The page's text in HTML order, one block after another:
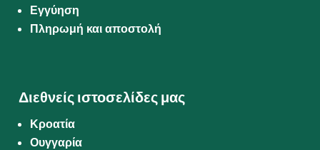
Εγγύηση
Πληρωμή και αποστολή
Διεθνείς ιστοσελίδες μας
Κροατία
Ουγγαρία